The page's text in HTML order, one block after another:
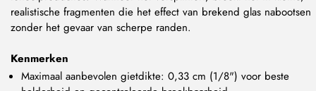
realistische fragmenten die het effect van brekend glas nabootsen
zonder het gevaar van scherpe randen.
Kenmerken
Maximaal aanbevolen gietdikte: 0,33 cm (1/8") voor beste